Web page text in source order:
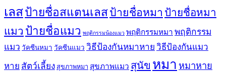
เลสป้ายชื่อสแตนเลสป้ายชื่อหมา ป้ายชื่อหมา
แมว ป้ายชื่อแมว พฤติกรรมน้องแมว พฤติกรรมหมา พฤติกรรม
แมว วัคซีนหมา วัคซีนแมว วิธีป้องกันหมาหายวิธีป้องกันแมว
หาย สัตว์เลี้ยง สุขภาพหมา สุขภาพแมว สุนัข หมา หมาหาย